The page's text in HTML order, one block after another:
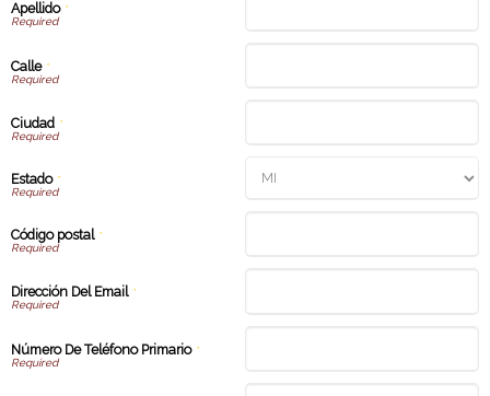
Apellido*
Calle*
Ciudad *
Estado*
Código postal*
Dirección Del Email*
Número De Teléfono Primario*